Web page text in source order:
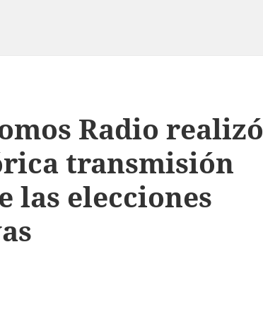
Radio realizó
transmisión
las elecciones